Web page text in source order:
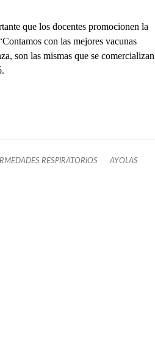
que los docentes promocionen la
con las mejores vacunas
son las mismas que se comercializan
RESPIRATORIOS AYOLAS